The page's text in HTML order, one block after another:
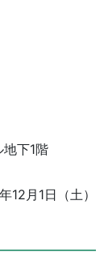
下1階
12月1日（土）